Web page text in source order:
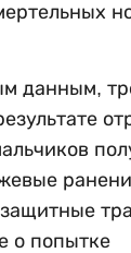
данным,
о попытке